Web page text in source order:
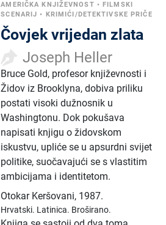
AMERIČKA KNJIŽEVNOST • FILMSKI
SCENARIJ • KRIMIĆI/DETEKTIVSKE PRIČE
Čovjek vrijedan zlata
Joseph Heller
Bruce Gold, profesor književnosti i
Židov iz Brooklyna, dobiva priliku
postati visoki dužnosnik u
Washingtonu. Dok pokušava
napisati knjigu o židovskom
iskustvu, upliće se u apsurdni svijet
politike, suočavajući se s vlastitim
ambicijama i identitetom.
Otokar Keršovani, 1987.
Hrvatski. Latinica. Broširano.